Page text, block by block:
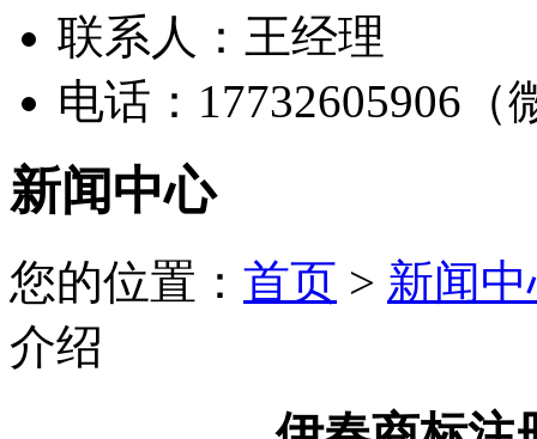
联系人：王经理
电话：17732605906（
新闻中心
您的位置： 首页 > 新闻
介绍